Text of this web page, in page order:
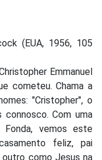
(EUA, 1956, 105
Emmanuel
cometeu. Chama a
"Cristopher", o
connosco. Com uma
vemos este
feliz, pai
outro como Jesus na